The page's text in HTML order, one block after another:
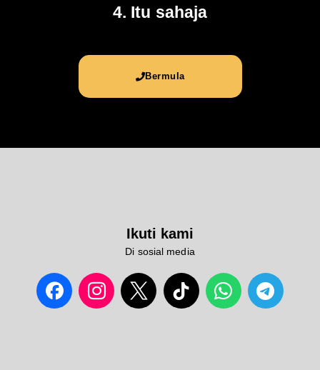
4. Itu sahaja
Bermula
Ikuti kami
Di sosial media